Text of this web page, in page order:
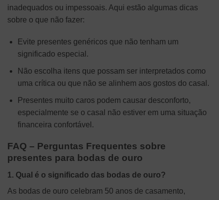
inadequados ou impessoais. Aqui estão algumas dicas
sobre o que não fazer:
Evite presentes genéricos que não tenham um
significado especial.
Não escolha itens que possam ser interpretados como
uma crítica ou que não se alinhem aos gostos do casal.
Presentes muito caros podem causar desconforto,
especialmente se o casal não estiver em uma situação
financeira confortável.
FAQ – Perguntas Frequentes sobre
presentes para bodas de ouro
1. Qual é o significado das bodas de ouro?
As bodas de ouro celebram 50 anos de casamento,